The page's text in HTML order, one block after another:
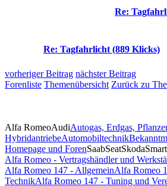
Re:
Re: Tagfahrlicht (889 Klicks)
vorheriger Beitrag nächster Beitrag
Forenliste Themenübersicht Zurück zu
Alfa RomeoAudiAutogas, Erdgas,
HybridantriebeAutomobiltechnik
Homepage und ForenSaabSeatSkodaSmart
Alfa Romeo - Vertragshändler und
Alfa Romeo 147 - AllgemeinAlfa Romeo
TechnikAlfa Romeo 147 - Tuning und